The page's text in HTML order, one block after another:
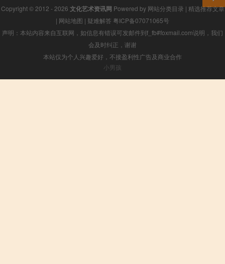
Copyright © 2012 - 2026 文化艺术资讯网 Powered by 网站分类目录 | 精选推荐文章
| 网站地图 | 疑难解答 粤ICP备07071065号
声明：本站内容来自互联网，如信息有错误可发邮件到f_fb#foxmail.com说明，我们
会及时纠正，谢谢
本站仅为个人兴趣爱好，不接盈利性广告及商业合作
小男孩